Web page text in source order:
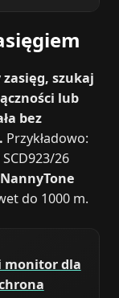
szukaj
lub
bez
Przykładowo:
26
do 1000 m.
monitor dla